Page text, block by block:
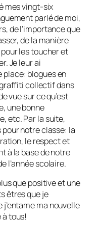
mes vingt-six
parlé de moi,
de l’importance que
de la manière
les toucher et
Je leur ai
place: blogues en
collectif dans
vue sur ce qu’est
une bonne
etc. Par la suite,
notre classe: la
le respect et
à la base de notre
l’année scolaire.
que positive et une
êtres que je
ma nouvelle
tous!